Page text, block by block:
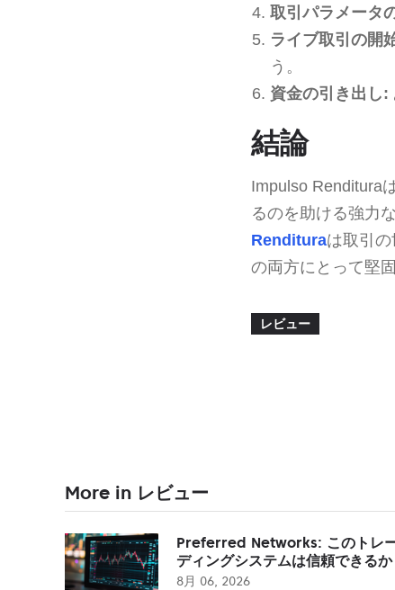
取引パラメータ
ライブ取引の開
う。
資金の引き出し:
結論
Impulso Renditura
るのを助ける強力
Rendituraは取引
の両方にとって堅
レビュー
More in レビュー
Preferred Networks: このトレ
ディングシステムは信頼できるか
8月 06, 2026